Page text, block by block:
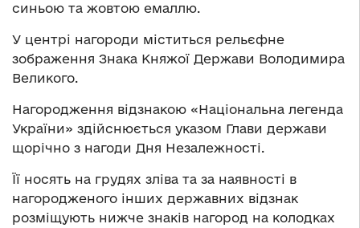
синьою та жовтою емаллю.
У центрі нагороди міститься рельєфне
зображення Знака Княжої Держави Володимира
Великого.
Нагородження відзнакою «Національна легенда
України» здійснюється указом Глави держави
щорічно з нагоди Дня Незалежності.
Її носять на грудях зліва та за наявності в
нагородженого інших державних відзнак
розміщують нижче знаків нагород на колодках